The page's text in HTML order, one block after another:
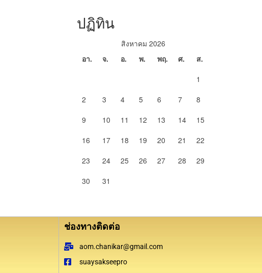
ปฏิทิน
สิงหาคม 2026
อา.
จ. อ. พ. พฤ. ศ.
ส.
1
2
3 4 5 6 7
8
9
10 11 12 13 14
15
16
17 18 19 20 21
22
23
24 25 26 27 28
29
30
31
ช่องทางติดต่อ
aom.chanikar@gmail.com
suaysakseepro